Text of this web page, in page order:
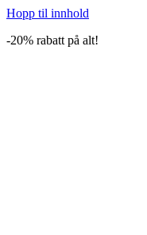
Hopp til innhold
-20% rabatt på alt!